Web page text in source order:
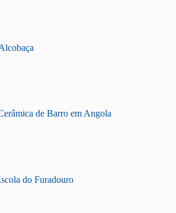
de Barro em Angola
do Furadouro